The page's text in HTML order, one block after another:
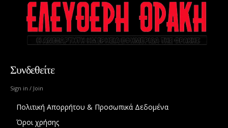
Συνδεθείτε
Sign in / Join
Πολιτική Απορρήτου & Προσωπικά Δεδομένα
Όροι χρήσης